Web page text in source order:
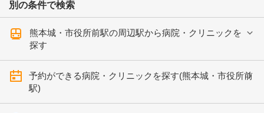
別の条件で検索
熊本城・市役所前駅の周辺駅から病院・クリニックを
探す
予約ができる病院・クリニックを探す(熊本城・市役所前
駅)